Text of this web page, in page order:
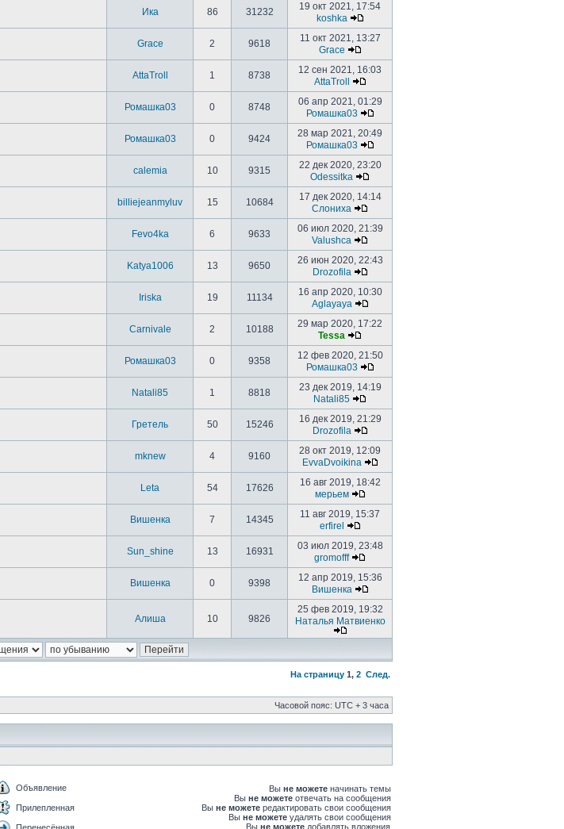
Ика 86 31232
19 окт 2021, 17:54
koshka
Grace 2 9618
11 окт 2021, 13:27
Grace
AttaTroll 1 8738
12 сен 2021, 16:03
AttaTroll
Ромашка03 0 8748
06 апр 2021, 01:29
Ромашка03
Ромашка03 0 9424
28 мар 2021, 20:49
Ромашка03
calemia 10 9315
22 дек 2020, 23:20
Odessitka
billiejeanmyluv 15 10684
17 дек 2020, 14:14
Слониха
Fevo4ka 6 9633
06 июл 2020, 21:39
Valushca
Katya1006 13 9650
26 июн 2020, 22:43
Drozofila
Iriska 19 11134
16 апр 2020, 10:30
Aglayaya
Carnivale 2 10188
29 мар 2020, 17:22
Tessa
Ромашка03 0 9358
12 фев 2020, 21:50
Ромашка03
Natali85 1 8818
23 дек 2019, 14:19
Natali85
Гретель 50 15246
16 дек 2019, 21:29
Drozofila
mknew 4 9160
28 окт 2019, 12:09
EvvaDvoikina
Leta 54 17626
16 авг 2019, 18:42
мерьем
Вишенка 7 14345
11 авг 2019, 15:37
erfirel
Sun_shine 13 16931
03 июл 2019, 23:48
gromofff
Вишенка 0 9398
12 апр 2019, 15:36
Вишенка
Алиша 10 9826
25 фев 2019, 19:32
Наталья Матвиенко
На страницу 1,2 След.
Часовой пояс: UTC + 3 часа
Объявление
Прилепленная
Выне можете начинать темы
Выне можете отвечать на сообщения
Выне можете редактировать свои сообщения
Выне можете удалять свои сообщения
Выне можете добавлять вложения